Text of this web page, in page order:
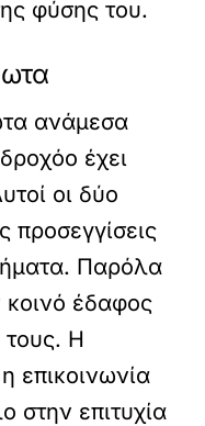
φύσης του.
ανάμεσα
έχει
οι δύο
προσεγγίσεις
Παρόλα
έδαφος
τους. Η
επικοινωνία
στην επιτυχία